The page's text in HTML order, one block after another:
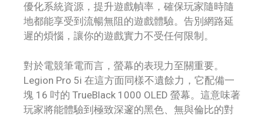
優化系統資源，提升遊戲幀率，確保玩家隨時隨
地都能享受到流暢無阻的遊戲體驗。告別網路延
遲的煩惱，讓你的遊戲實力不受任何限制。
對於電競筆電而言，螢幕的表現力至關重要。
Legion Pro 5i 在這方面同樣不遺餘力，它配備一
塊 16 吋的 TrueBlack 1000 OLED 螢幕。這意味著
玩家將能體驗到極致深邃的黑色、無與倫比的對